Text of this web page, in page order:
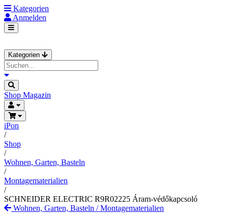
Kategorien
Anmelden
Kategorien
Shop Magazin
iPon
/
Shop
/
Wohnen, Garten, Basteln
/
Montagematerialien
/
SCHNEIDER ELECTRIC R9R02225 Áram-védőkapcsoló
Wohnen, Garten, Basteln /Montagematerialien